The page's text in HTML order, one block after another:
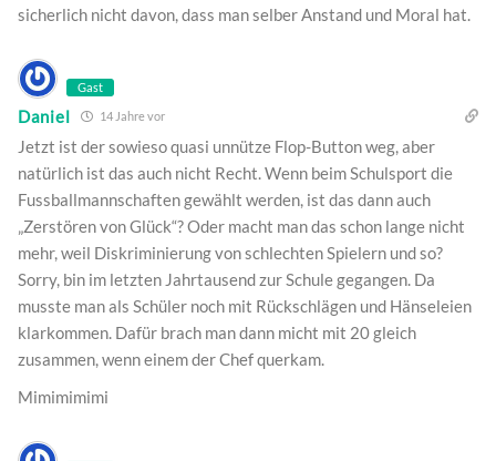
sicherlich nicht davon, dass man selber Anstand und Moral hat.
Gast
Daniel 14 Jahre vor
Jetzt ist der sowieso quasi unnütze Flop-Button weg, aber
natürlich ist das auch nicht Recht. Wenn beim Schulsport die
Fussballmannschaften gewählt werden, ist das dann auch
„Zerstören von Glück“? Oder macht man das schon lange nicht
mehr, weil Diskriminierung von schlechten Spielern und so?
Sorry, bin im letzten Jahrtausend zur Schule gegangen. Da
musste man als Schüler noch mit Rückschlägen und Hänseleien
klarkommen. Dafür brach man dann micht mit 20 gleich
zusammen, wenn einem der Chef querkam.
Mimimimimi